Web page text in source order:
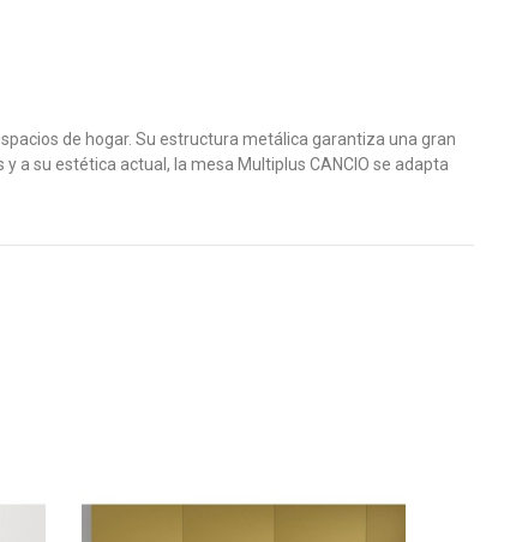
de hogar. Su estructura metálica garantiza una gran
a su estética actual, la mesa Multiplus CANCIO se adapta